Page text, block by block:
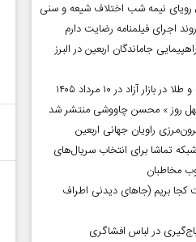
رویای نیمه شب اختلاف شیعه و سنی
اجرای فیلمنامه رضایت دارم
جاماندگان اربعین در البرز
بازار آزاد در ۱۰ مرداد ۱۴۰۵
روز » محسن چاووشی منتشر شد
راویان جهانی اربعین
تماشا برای انتخاب سریال‌های
مخاطبان
بریم (جاهای دیدنی اطراف
باج‌گیری در لباس افشاگری